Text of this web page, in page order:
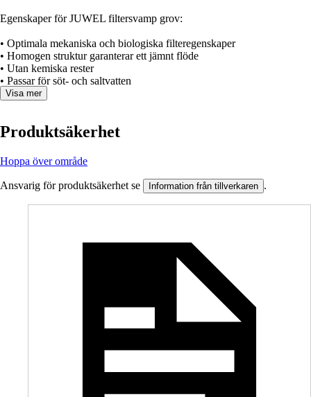
Egenskaper för JUWEL filtersvamp grov:
• Optimala mekaniska och biologiska filteregenskaper
• Homogen struktur garanterar ett jämnt flöde
• Utan kemiska rester
• Passar för söt- och saltvatten
Visa mer
Produktsäkerhet
Hoppa över område
Ansvarig för produktsäkerhet se Information från tillverkaren .